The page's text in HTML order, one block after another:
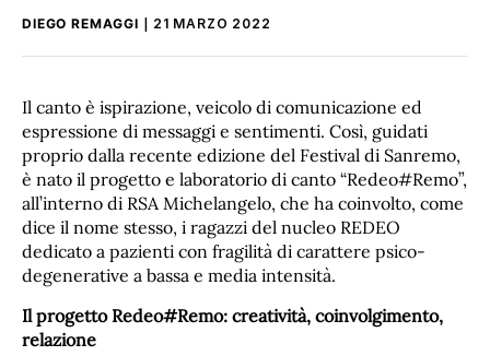
DIEGO REMAGGI 21 MARZO 2022
Il canto è ispirazione, veicolo di comunicazione ed
espressione di messaggi e sentimenti. Così, guidati
proprio dalla recente edizione del Festival di Sanremo,
è nato il progetto e laboratorio di canto “Redeo#Remo”,
all’interno di RSA Michelangelo, che ha coinvolto, come
dice il nome stesso, i ragazzi del nucleo REDEO
dedicato a pazienti con fragilità di carattere psico-
degenerative a bassa e media intensità.
Il progetto Redeo#Remo: creatività, coinvolgimento,
relazione